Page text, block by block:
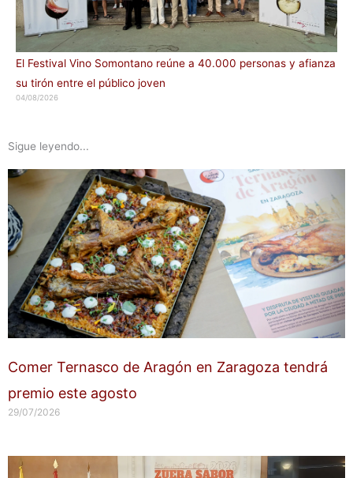
El Festival Vino Somontano reúne a 40.000 personas y afianza
su tirón entre el público joven
04/08/2026
Sigue leyendo...
Comer Ternasco de Aragón en Zaragoza tendrá
premio este agosto
29/07/2026